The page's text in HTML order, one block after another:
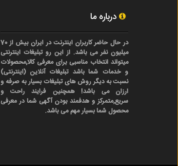
درباره ما
در حال حاضر کاربران اینترنت در ایران بیش از 70
میلیون نفر می باشد. از این رو تبلیغات اینترنتی
میتواند انتخاب مناسبی برای معرفی کالا,محصولات
و خدمات شما باشد تبلیغات آنلاین (اینترنتی)
نسبت به دیگر روش های تبلیغات بسیار به صرفه و
ارزان می باشد! همچنین فرایند راحت و
سریع,متمرکز و هدفمند بودن آگهی شما در معرفی
محصول شما بسیار مهم می باشد.